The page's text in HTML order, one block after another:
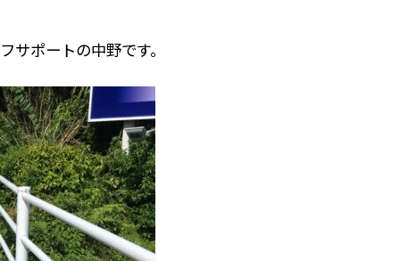
サポートの中野です。